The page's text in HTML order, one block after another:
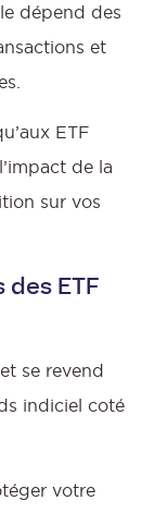
dépend des
et
ETF
de la
sur vos
ETF
se revend
indiciel coté
votre